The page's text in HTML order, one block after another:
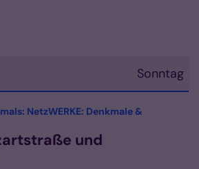
Sonntag
2026
NetzWERKE: Denkmale &
und